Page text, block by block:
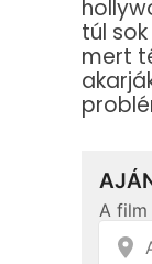
túl
mert